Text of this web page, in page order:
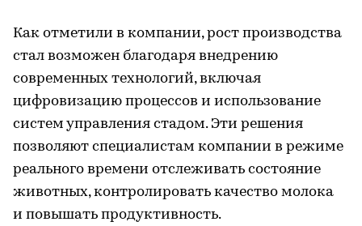
Как отметили в компании, рост производства
стал возможен благодаря внедрению
современных технологий, включая
цифровизацию процессов и использование
систем управления стадом. Эти решения
позволяют специалистам компании в режиме
реального времени отслеживать состояние
животных, контролировать качество молока
и повышать продуктивность.